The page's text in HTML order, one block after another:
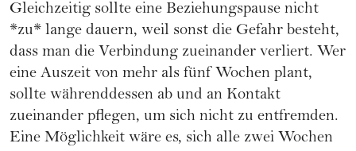
Gleichzeitig sollte eine Beziehungspause nicht
*zu* lange dauern, weil sonst die Gefahr besteht,
dass man die Verbindung zueinander verliert. Wer
eine Auszeit von mehr als fünf Wochen plant,
sollte währenddessen ab und an Kontakt
zueinander pflegen, um sich nicht zu entfremden.
Eine Möglichkeit wäre es, sich alle zwei Wochen